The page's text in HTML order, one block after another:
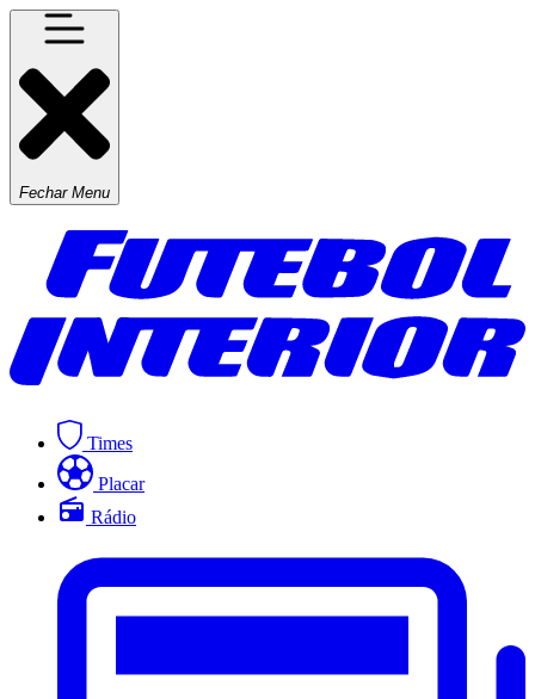
Fechar Menu
Times
Placar
Rádio